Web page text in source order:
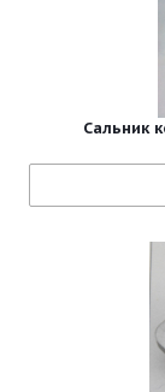
Сальник